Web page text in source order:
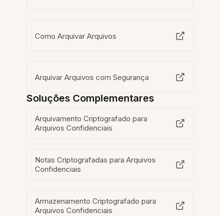
Como Arquivar Arquivos
Arquivar Arquivos com Segurança
Soluções Complementares
Arquivamento Criptografado para
Arquivos Confidenciais
Notas Criptografadas para Arquivos
Confidenciais
Armazenamento Criptografado para
Arquivos Confidenciais